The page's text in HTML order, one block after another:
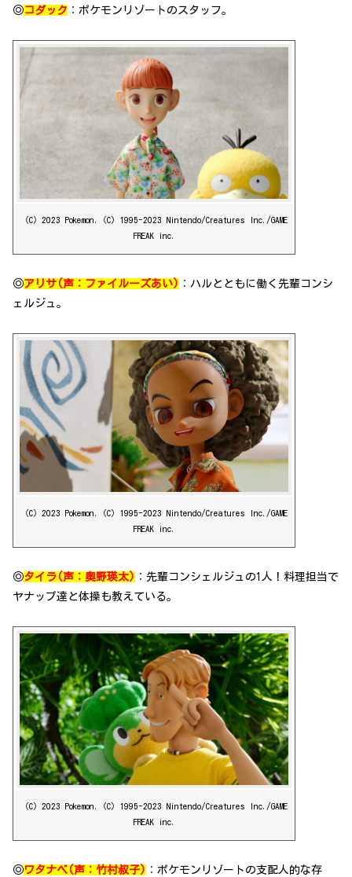
◎コダック ：ポケモンリゾートのスタッフ。
（C）2023 Pokemon.（C）1995-2023 Nintendo/Creatures Inc./GAME
FREAK inc.
◎アリサ(声：ファイルーズあい) ：ハルとともに働く先輩コンシ
ェルジュ。
（C）2023 Pokemon.（C）1995-2023 Nintendo/Creatures Inc./GAME
FREAK inc.
◎タイラ(声：奥野瑛太) ：先輩コンシェルジュの1人！料理担当で
ヤナップ達と体操も教えている。
（C）2023 Pokemon.（C）1995-2023 Nintendo/Creatures Inc./GAME
FREAK inc.
◎ワタナベ(声：竹村叔子) ：ポケモンリゾートの支配人的な存